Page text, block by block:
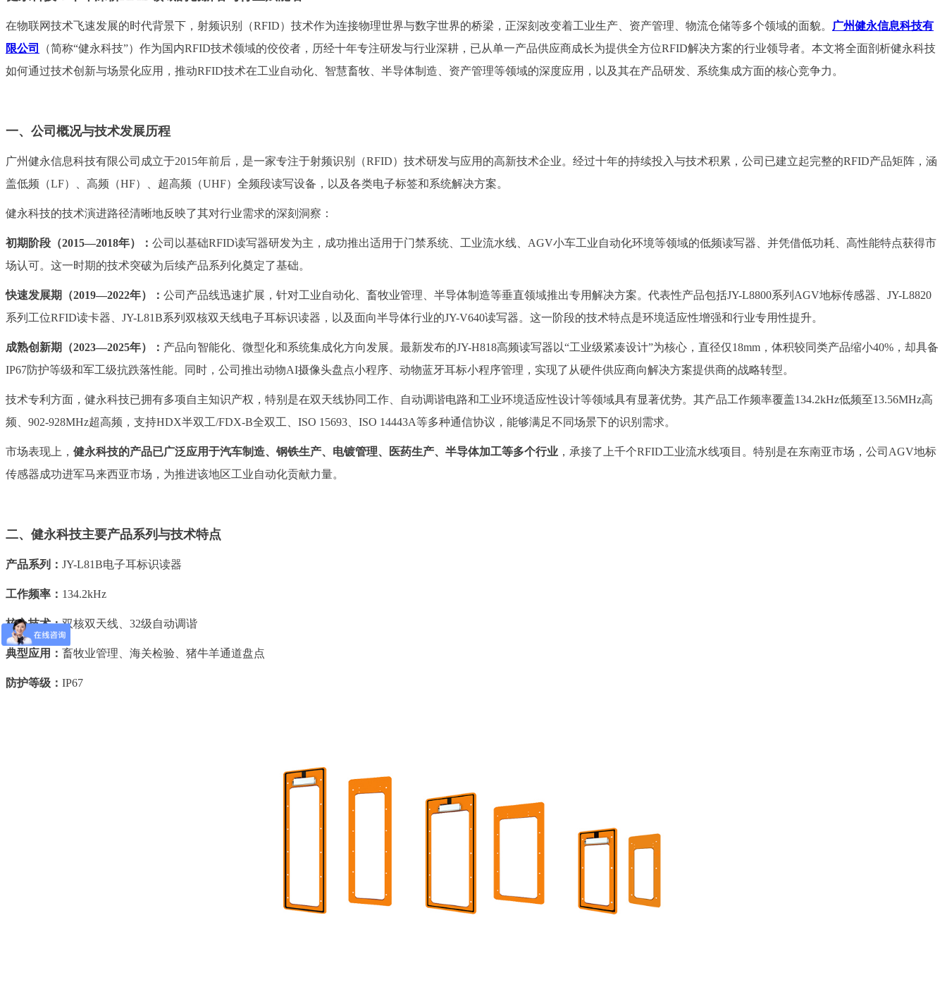
在物联网技术飞速发展的时代背景下，射频识别（RFID）技术作为连接物理世界与数字世界的桥梁，正深刻改变着工业生产、资产管理、物流仓储等多个领域的面貌。
广州健永信息科技有
限公司
（简称“健永科技”）作为国内RFID技术领域的佼佼者，历经十年专注研发与行业深耕，已从单一产品供应商成长为提供全方位RFID解决方案的行业领导者。本文将全面剖析健永科技
如何通过技术创新与场景化应用，推动RFID技术在工业自动化、智慧畜牧、半导体制造、资产管理等领域的深度应用，以及其在产品研发、系统集成方面的核心竞争力。
一、公司概况与技术发展历程
广州健永信息科技有限公司成立于2015年前后，是一家专注于射频识别（RFID）技术研发与应用的高新技术企业。经过十年的持续投入与技术积累，公司已建立起完整的RFID产品矩阵，涵
盖低频（LF）、高频（HF）、超高频（UHF）全频段读写设备，以及各类电子标签和系统解决方案。
健永科技的技术演进路径清晰地反映了其对行业需求的深刻洞察：
初期阶段（2015—2018年）： 公司以基础RFID读写器研发为主，成功推出适用于门禁系统、工业流水线、AGV小车工业自动化环境等领域的低频读写器、并凭借低功耗、高性能特点获得市
场认可。这一时期的技术突破为后续产品系列化奠定了基础。
快速发展期（2019—2022年）： 公司产品线迅速扩展，针对工业自动化、畜牧业管理、半导体制造等垂直领域推出专用解决方案。代表性产品包括JY-L8800系列AGV地标传感器、JY-L8820
系列工位RFID读卡器、JY-L81B系列双核双天线电子耳标识读器，以及面向半导体行业的JY-V640读写器。这一阶段的技术特点是环境适应性增强和行业专用性提升。
成熟创新期（2023—2025年）： 产品向智能化、微型化和系统集成化方向发展。最新发布的JY-H818高频读写器以“工业级紧凑设计”为核心，直径仅18mm，体积较同类产品缩小40%，却具备
IP67防护等级和军工级抗跌落性能。同时，公司推出动物AI摄像头盘点小程序、动物蓝牙耳标小程序管理，实现了从硬件供应商向解决方案提供商的战略转型。
技术专利方面，健永科技已拥有多项自主知识产权，特别是在双天线协同工作、自动调谐电路和工业环境适应性设计等领域具有显著优势。其产品工作频率覆盖134.2kHz低频至13.56MHz高
频、902-928MHz超高频，支持HDX半双工/FDX-B全双工、ISO 15693、ISO 14443A等多种通信协议，能够满足不同场景下的识别需求。
市场表现上， 健永科技的产品已广泛应用于汽车制造、钢铁生产、电镀管理、医药生产、半导体加工等多个行业 ，承接了上千个RFID工业流水线项目。特别是在东南亚市场，公司AGV地标
传感器成功进军马来西亚市场，为推进该地区工业自动化贡献力量。
二、 健永科技主要产品系列与技术特点
产品系列： JY-L81B电子耳标识读器
工作频率： 134.2kHz
核心技术：双核双天线、32级自动调谐
典型应用： 畜牧业管理、海关检验、猪牛羊通道盘点
防护等级： IP67